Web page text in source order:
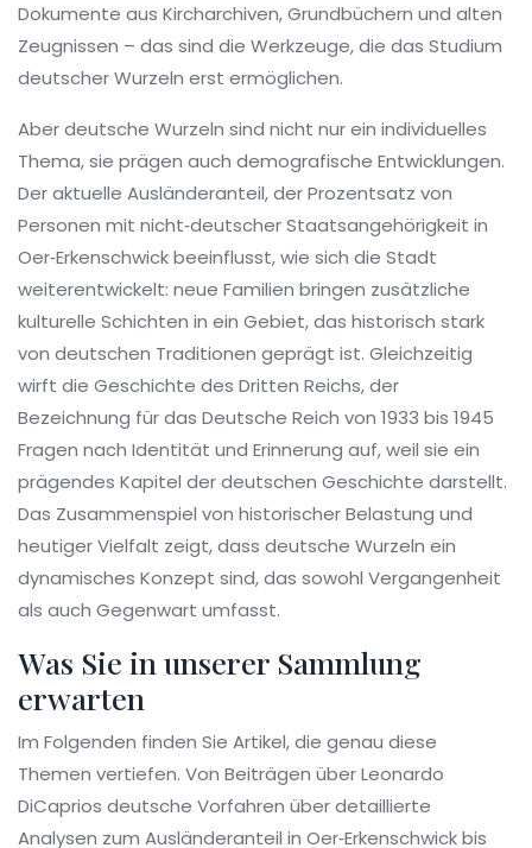
Dokumente aus Kircharchiven, Grundbüchern und alten
Zeugnissen – das sind die Werkzeuge, die das Studium
deutscher Wurzeln erst ermöglichen.
Aber deutsche Wurzeln sind nicht nur ein individuelles
Thema, sie prägen auch demografische Entwicklungen.
Der aktuelle Ausländeranteil,der Prozentsatz von
Personen mit nicht‑deutscher Staatsangehörigkeit in
Oer‑Erkenschwickbeeinflusst, wie sich die Stadt
weiterentwickelt: neue Familien bringen zusätzliche
kulturelle Schichten in ein Gebiet, das historisch stark
von deutschen Traditionen geprägt ist. Gleichzeitig
wirft die Geschichte des Dritten Reichs,der
Bezeichnung für das Deutsche Reich von 1933 bis 1945
Fragen nach Identität und Erinnerung auf, weil sie ein
prägendes Kapitel der deutschen Geschichte darstellt.
Das Zusammenspiel von historischer Belastung und
heutiger Vielfalt zeigt, dass deutsche Wurzeln ein
dynamisches Konzept sind, das sowohl Vergangenheit
als auch Gegenwart umfasst.
Was Sie in unserer Sammlung
erwarten
Im Folgenden finden Sie Artikel, die genau diese
Themen vertiefen. Von Beiträgen über Leonardo
DiCaprios deutsche Vorfahren über detaillierte
Analysen zum Ausländeranteil in Oer‑Erkenschwick bis